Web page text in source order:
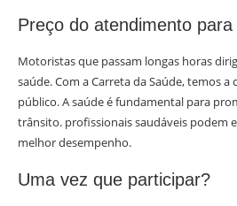
Preço do atendimento
Motoristas que passam longas horas
saúde. Com a Carreta da Saúde, temos a
público. A saúde é fundamental para
trânsito. profissionais saudáveis podem
melhor desempenho.
Uma vez que participar?